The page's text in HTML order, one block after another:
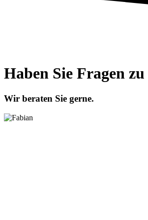
Haben Sie Fragen
Wir beraten Sie gerne.